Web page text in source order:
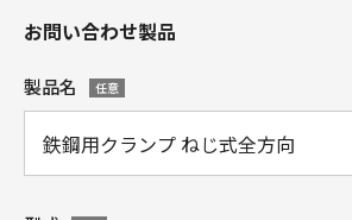
お問い合わせ製品
製品名 任意